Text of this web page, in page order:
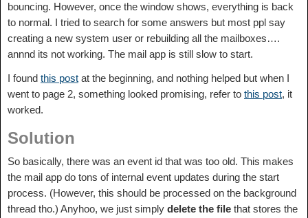
bouncing. However, once the window shows, everything is back
to normal. I tried to search for some answers but most ppl say
creating a new system user or rebuilding all the mailboxes….
annnd its not working. The mail app is still slow to start.
I found this post at the beginning, and nothing helped but when I
went to page 2, something looked promising, refer to this post, it
worked.
Solution
So basically, there was an event id that was too old. This makes
the mail app do tons of internal event updates during the start
process. (However, this should be processed on the background
thread tho.) Anyhoo, we just simply delete the file that stores the